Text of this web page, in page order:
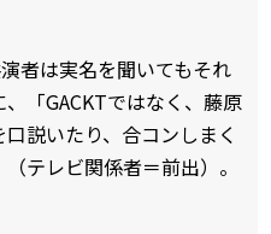
者は実名を聞いてもそれ
「GACKTではなく、藤原
説いたり、合コンしまく
テレビ関係者＝前出）。